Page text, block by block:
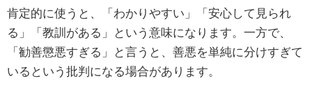
肯定的に使うと、「わかりやすい」「安心して見られ
る」「教訓がある」という意味になります。一方で、
「勧善懲悪すぎる」と言うと、善悪を単純に分けすぎて
いるという批判になる場合があります。